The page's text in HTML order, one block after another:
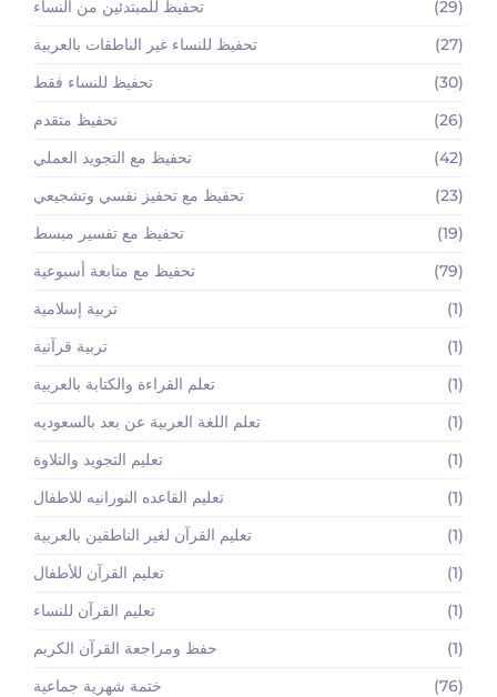
تحفيظ للمبتدئين من النساء
(29)
تحفيظ للنساء غير الناطقات بالعربية
(27)
تحفيظ للنساء فقط
(30)
تحفيظ متقدم
(26)
تحفيظ مع التجويد العملي
(42)
تحفيظ مع تحفيز نفسي وتشجيعي
(23)
تحفيظ مع تفسير مبسط
(19)
تحفيظ مع متابعة أسبوعية
(79)
تربية إسلامية
(1)
تربية قرآنية
(1)
تعلم القراءة والكتابة بالعربية
(1)
تعلم اللغة العربية عن بعد بالسعوديه
(1)
تعليم التجويد والتلاوة
(1)
تعليم القاعده النورانيه للاطفال
(1)
تعليم القرآن لغير الناطقين بالعربية
(1)
تعليم القرآن للأطفال
(1)
تعليم القرآن للنساء
(1)
حفظ ومراجعة القرآن الكريم
(1)
ختمة شهرية جماعية
(76)